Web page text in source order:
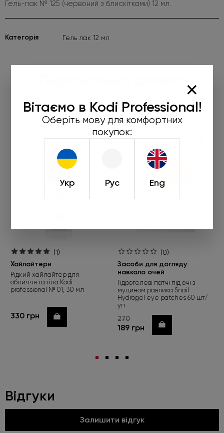
×
Вітаємо в Kodi Professional!
Оберіть мову для комфортних
покупок:
Укр Рус Eng
Гель-лак № 125 (червоний з блискітками) 12 мл.
Категорія Гель лак 12 мл
(1)
Хайлайтери
Рідкий хайлайтер для
обличчя та тіла Kodi
professional № 01, 30 мл
330 грн Купити
-30%
(0)
Засоби для догляду
навколо очей
Гідрогелеві патчі під очі з
муцином равлика Snail
Hydrogel eye patches 60 шт/
уп
270
189 грн Купити
Відгуки
Залишити відгук
Робіть замовлення від 450 грн та
обирайте подарунок
Під час оформлення не забудьте натиснути «Обрати
подарунок». Пропозиція діє лише до 01.09.2026.